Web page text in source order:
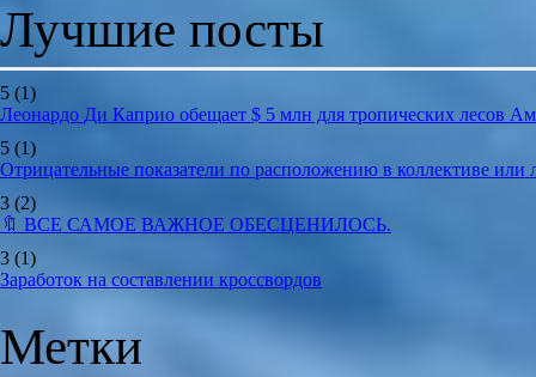
Лучшие посты
5 (1)
Леонардо Ди Каприо обещает $ 5 млн для тропических лесов
5 (1)
Отрицательные показатели по расположению в коллективе
3 (2)
🔖 ВСЕ САМОЕ ВАЖНОЕ ОБЕСЦЕНИЛОСЬ.
3 (1)
Заработок на составлении кроссвордов
Метки